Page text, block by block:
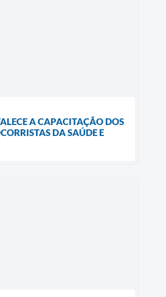
A CAPACITAÇÃO DOS
DA SAÚDE E